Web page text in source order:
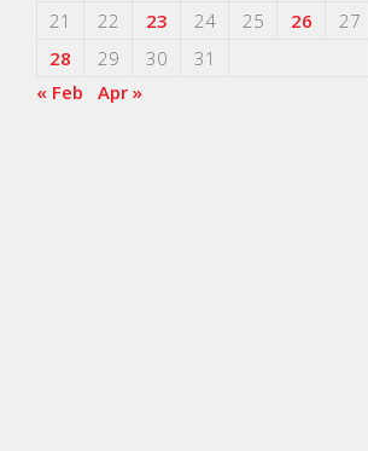
21
22 23 24 25 26
27
28
29 30
31
« Feb
Apr »